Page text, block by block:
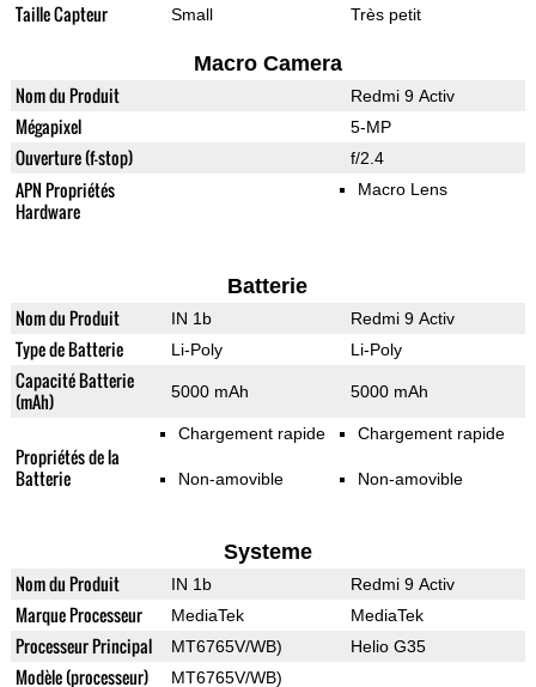
Taille Capteur Small Très petit
Macro Camera
Nom du Produit Redmi 9 Activ
Mégapixel 5-MP
Ouverture (f-stop) f/2.4
APN Propriétés
Hardware
Macro Lens
Batterie
Nom du Produit IN 1b Redmi 9 Activ
Type de Batterie Li-Poly Li-Poly
Capacité Batterie
(mAh)
5000 mAh 5000 mAh
Propriétés de la
Batterie
Chargement rapide
Non-amovible
Chargement rapide
Non-amovible
Systeme
Nom du Produit IN 1b Redmi 9 Activ
Marque Processeur MediaTek MediaTek
Processeur Principal MT6765V/WB) Helio G35
Modèle (processeur) MT6765V/WB)